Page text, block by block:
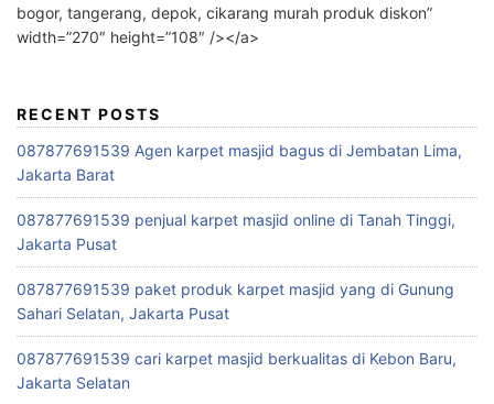
bogor, tangerang, depok, cikarang murah produk diskon”
width=”270″ height=”108″ /></a>
RECENT POSTS
087877691539 Agen karpet masjid bagus di Jembatan Lima,
Jakarta Barat
087877691539 penjual karpet masjid online di Tanah Tinggi,
Jakarta Pusat
087877691539 paket produk karpet masjid yang di Gunung
Sahari Selatan, Jakarta Pusat
087877691539 cari karpet masjid berkualitas di Kebon Baru,
Jakarta Selatan